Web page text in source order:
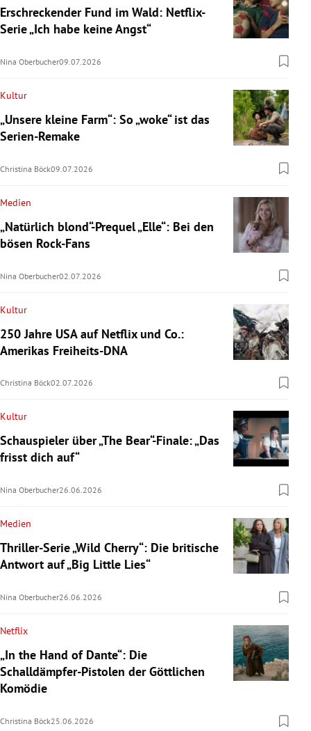
Erschreckender Fund im Wald: Netflix-
Serie „Ich habe keine Angst“
Nina Oberbucher09.07.2026
Kultur
„Unsere kleine Farm“: So „woke“ ist das
Serien-Remake
Christina Böck09.07.2026
Medien
„Natürlich blond“-Prequel „Elle“: Bei den
bösen Rock-Fans
Nina Oberbucher02.07.2026
Kultur
250 Jahre USA auf Netflix und Co.:
Amerikas Freiheits-DNA
Christina Böck02.07.2026
Kultur
Schauspieler über „The Bear“-Finale: „Das
frisst dich auf“
Nina Oberbucher26.06.2026
Medien
Thriller-Serie „Wild Cherry“: Die britische
Antwort auf „Big Little Lies“
Nina Oberbucher26.06.2026
Netflix
„In the Hand of Dante“: Die
Schalldämpfer-Pistolen der Göttlichen
Komödie
Christina Böck25.06.2026